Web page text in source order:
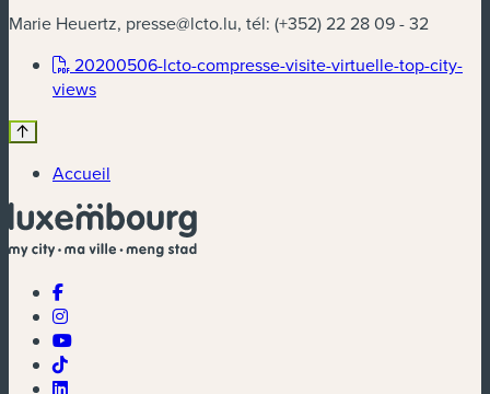
Marie Heuertz, presse@lcto.lu, tél: (+352) 22 28 09 - 32
20200506-lcto-compresse-visite-virtuelle-top-city-
views(nouvelle fenêtre)
Accueil